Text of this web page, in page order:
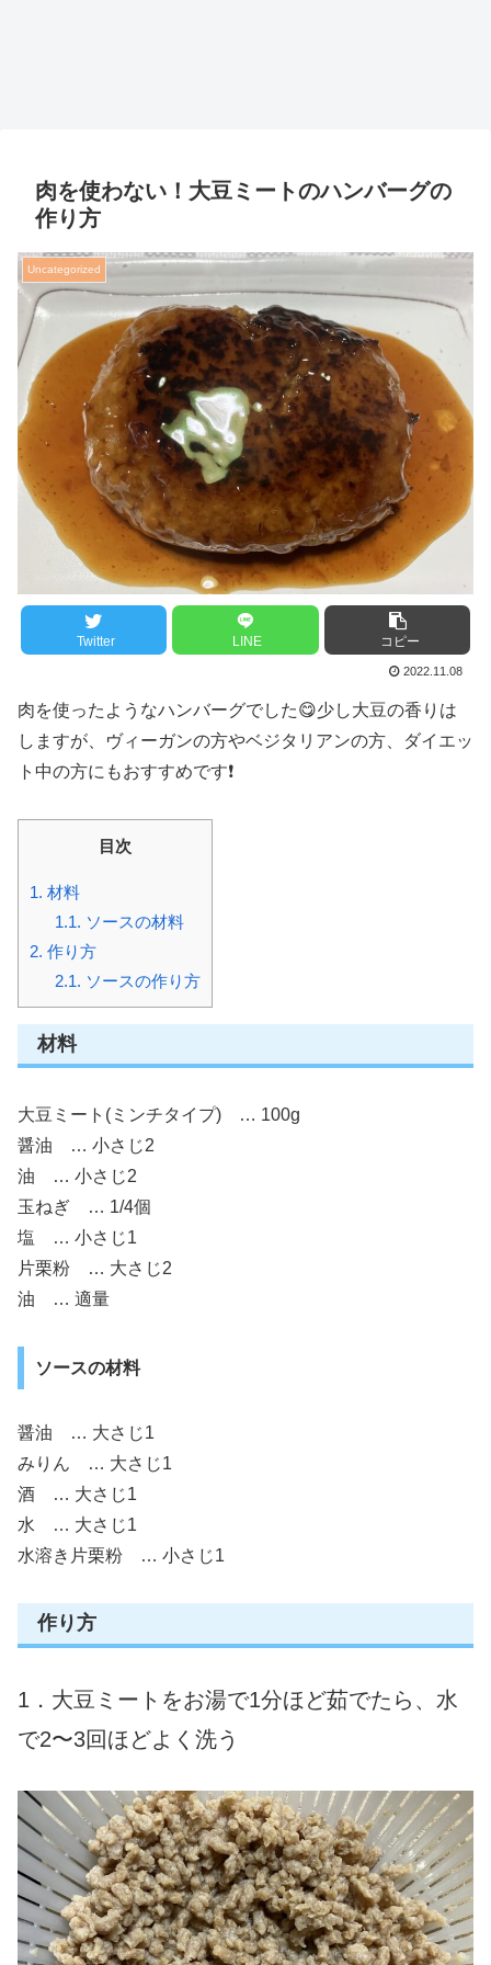
肉を使わない！大豆ミートのハンバーグの
作り方
Uncategorized
Twitter LINE コピー
2022.11.08
肉を使ったようなハンバーグでした😋少し大豆の香りは
しますが、ヴィーガンの方やベジタリアンの方、ダイエッ
ト中の方にもおすすめです❗️
目次
1. 材料
1.1. ソースの材料
2. 作り方
2.1. ソースの作り方
材料
大豆ミート(ミンチタイプ) … 100g
醤油 … 小さじ2
油 … 小さじ2
玉ねぎ … 1/4個
塩 … 小さじ1
片栗粉 … 大さじ2
油 … 適量
ソースの材料
醤油 … 大さじ1
みりん … 大さじ1
酒 … 大さじ1
水 … 大さじ1
水溶き片栗粉 … 小さじ1
作り方
1．大豆ミートをお湯で1分ほど茹でたら、水
で2〜3回ほどよく洗う